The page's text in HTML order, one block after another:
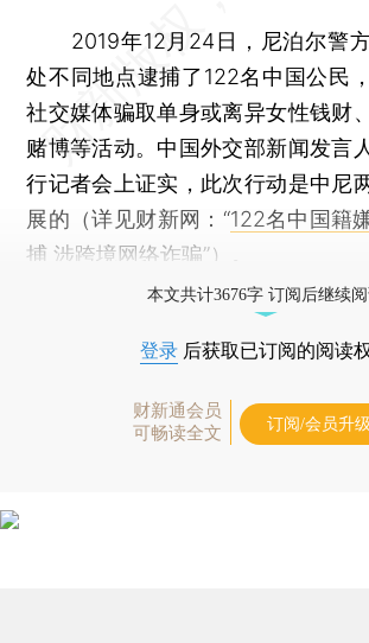
2019年12月24日，尼泊尔警方
处不同地点逮捕了122名中国公民
社交媒体骗取单身或离异女性钱财
赌博等活动。中国外交部新闻发言
行记者会上证实，此次行动是中尼
展的（详见财新网：“122名中国籍
捕 涉跨境网络诈骗”）。
本文共计3676字 订阅后继续
登录 后获取已订阅的阅读
财新通会员
可畅读全文
订阅/会员升级